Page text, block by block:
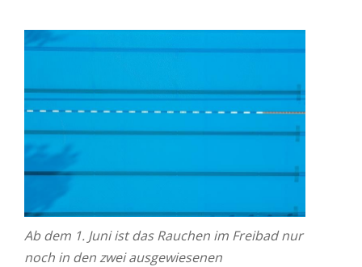
Ab dem 1. Juni ist das Rauchen im Freibad nur
noch in den zwei ausgewiesenen